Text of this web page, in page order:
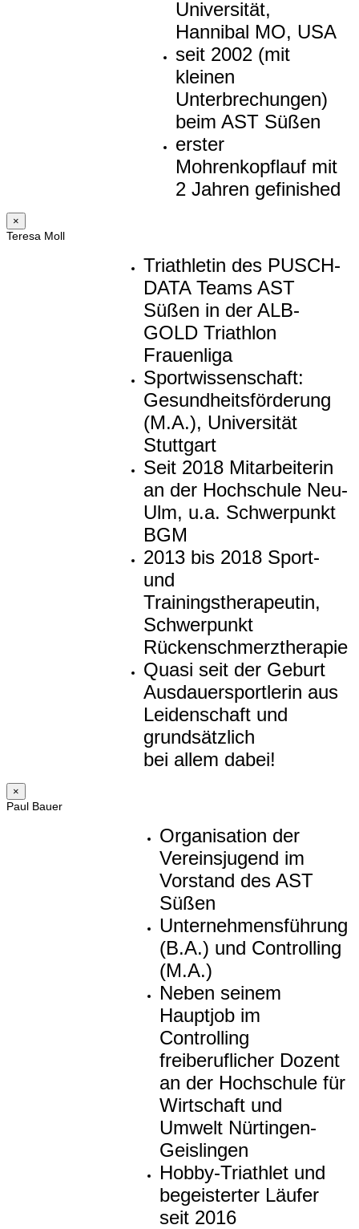
Universität,
Hannibal MO, USA
seit 2002 (mit
kleinen
Unterbrechungen)
beim AST Süßen
erster
Mohrenkopflauf mit
2 Jahren gefinished
×
Teresa Moll
Triathletin des PUSCH-
DATA Teams AST
Süßen in der ALB-
GOLD Triathlon
Frauenliga
Sportwissenschaft:
Gesundheitsförderung
(M.A.), Universität
Stuttgart
Seit 2018 Mitarbeiterin
an der Hochschule Neu-
Ulm, u.a. Schwerpunkt
BGM
2013 bis 2018 Sport-
und
Trainingstherapeutin,
Schwerpunkt
Rückenschmerztherapie
Quasi seit der Geburt
Ausdauersportlerin aus
Leidenschaft und
grundsätzlich
bei allem dabei!
×
Paul Bauer
Organisation der
Vereinsjugend im
Vorstand des AST
Süßen
Unternehmensführung
(B.A.) und Controlling
(M.A.)
Neben seinem
Hauptjob im
Controlling
freiberuflicher Dozent
an der Hochschule für
Wirtschaft und
Umwelt Nürtingen-
Geislingen
Hobby-Triathlet und
begeisterter Läufer
seit 2016